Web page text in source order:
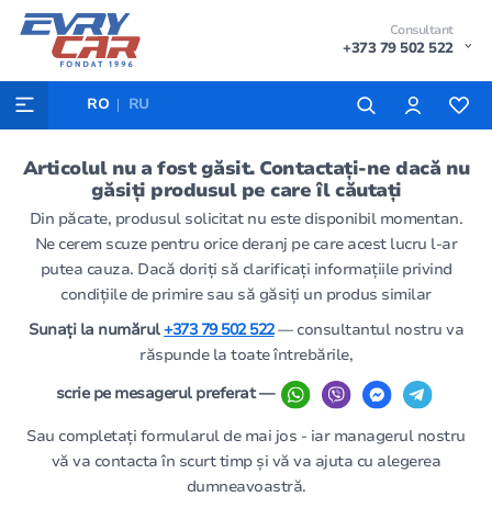
Consultant
+373 79 502 522
RO RU
Articolul nu a fost găsit. Contactați-ne dacă nu
găsiți produsul pe care îl căutați
Din păcate, produsul solicitat nu este disponibil momentan.
Ne cerem scuze pentru orice deranj pe care acest lucru l-ar
putea cauza. Dacă doriți să clarificați informațiile privind
condițiile de primire sau să găsiți un produs similar
Sunați la numărul+373 79 502 522— consultantul nostru va
răspunde la toate întrebările,
scrie pe mesagerul preferat —
Sau completați formularul de mai jos - iar managerul nostru
vă va contacta în scurt timp și vă va ajuta cu alegerea
dumneavoastră.